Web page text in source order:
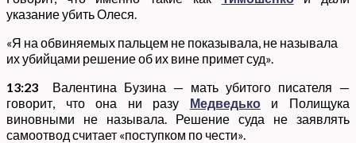
указание убить Олеся.
«Я на обвиняемых пальцем не показывала, не называла
их убийцами решение об их вине примет суд».
13:23 Валентина Бузина — мать убитого писателя —
говорит, что она ни разу Медведькои Полищука
виновными не называла. Решение суда не заявлять
самоотвод считает «поступком по чести».